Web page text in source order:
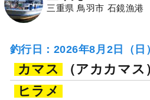
三重県 鳥羽市 石鏡漁港
釣行日：2026年8月2日（日
カマス
（アカカマス
ヒラメ